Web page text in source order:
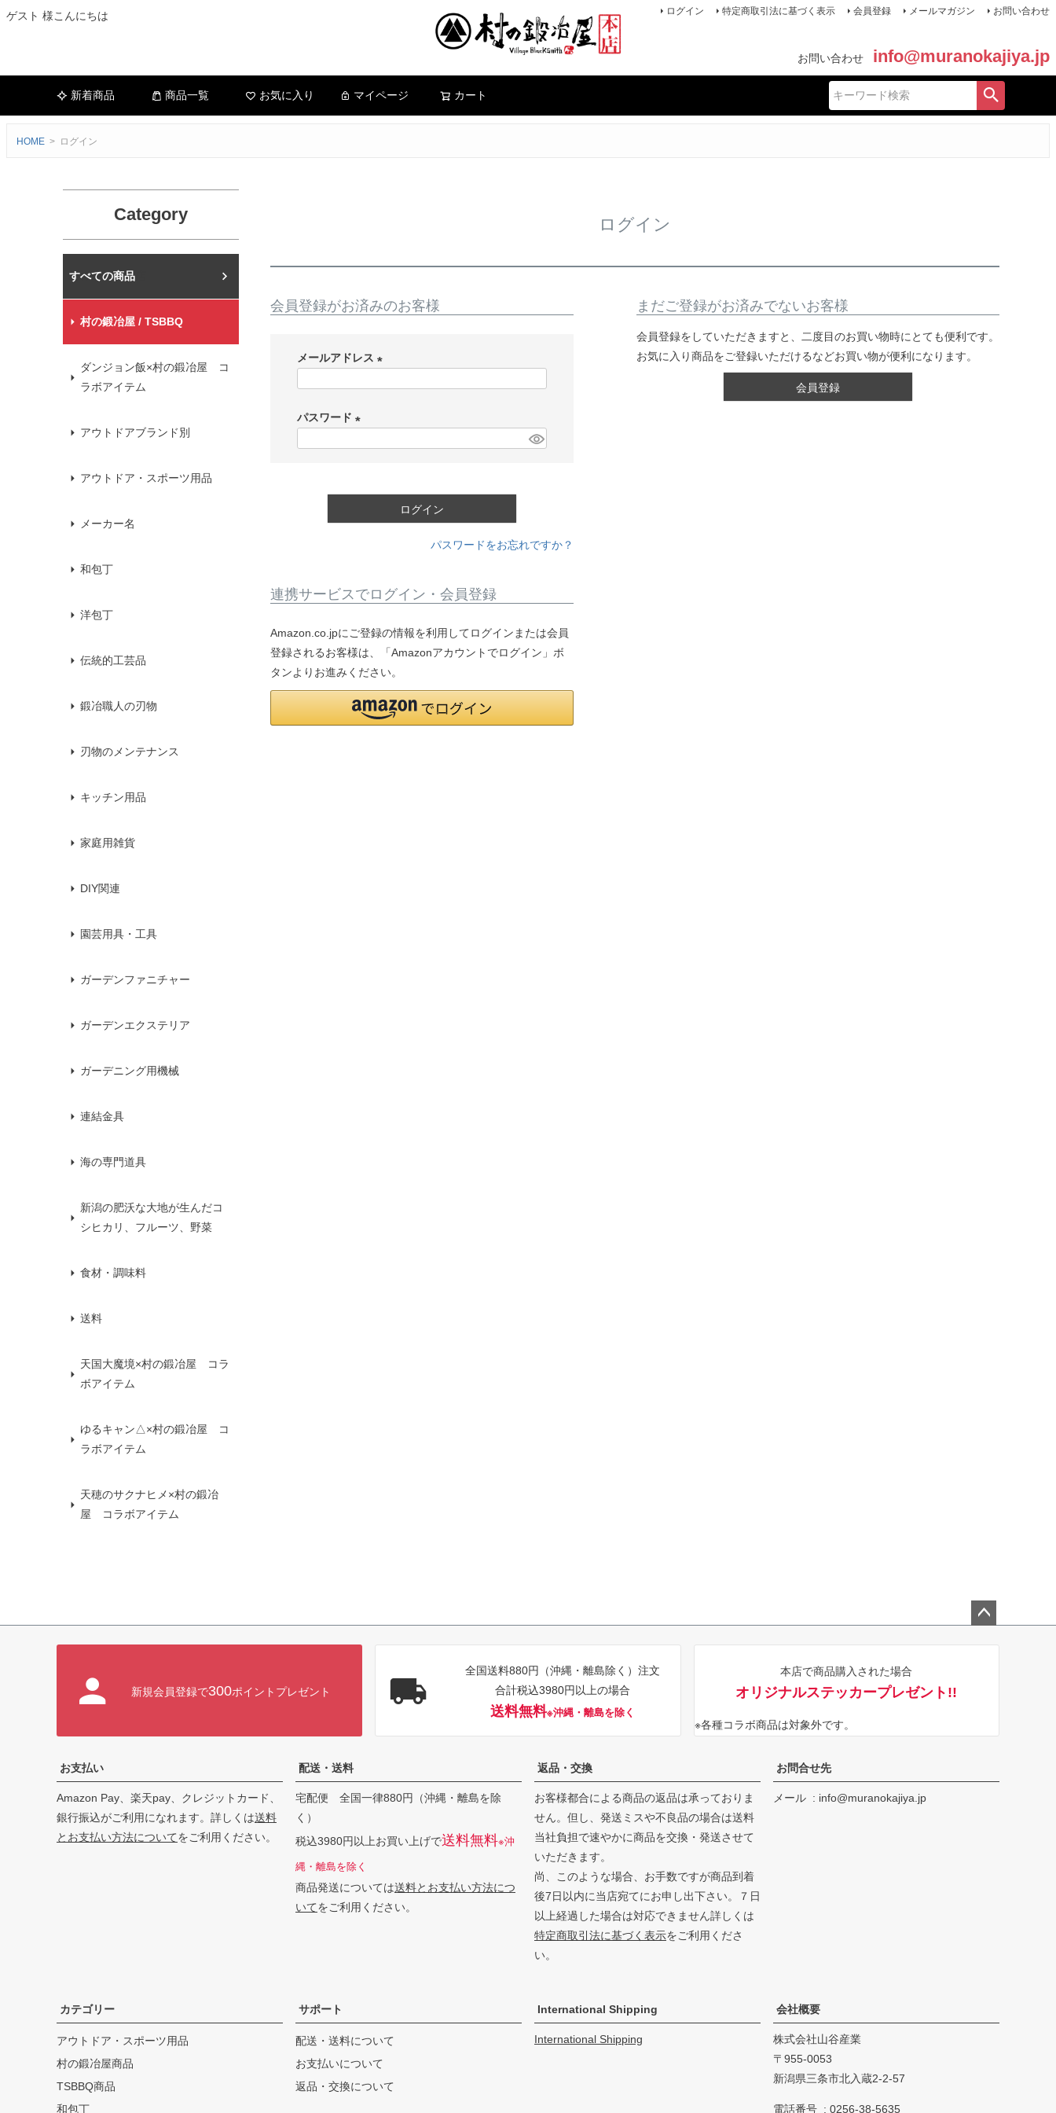
ゲスト 様こんにちは ログイン 特定商取引法に基づく表示 会員登録 メールマガジン お問い合わせ
お問い合わせ info@muranokajiya.jp
新着商品 商品一覧 お気に入り マイページ カート
HOME ログイン
Category
村の鍛冶屋本店
村の鍛冶屋 / TSBBQ
ダンジョン飯×村の鍛冶屋 コ
ラボアイテム
アウトドアブランド別
アウトドア・スポーツ用品
メーカー名
和包丁
洋包丁
伝統的工芸品
鍛冶職人の刃物
刃物のメンテナンス
キッチン用品
家庭用雑貨
DIY関連
園芸用具・工具
ガーデンファニチャー
ガーデンエクステリア
ガーデニング用機械
連結金具
海の専門道具
新潟の肥沃な大地が生んだコ
シヒカリ、フルーツ、野菜
食材・調味料
送料
天国大魔境×村の鍛冶屋 コラ
ボアイテム
ゆるキャン△×村の鍛冶屋 コ
ラボアイテム
天穂のサクナヒメ×村の鍛冶
屋 コラボアイテム
ログイン
会員登録がお済みのお客様
メールアドレス
パスワード
ログイン
パスワードをお忘れですか？
連携サービスでログイン・会員登録
Amazon.co.jpにご登録の情報を利用してログインまたは会員
登録されるお客様は、「Amazonアカウントでログイン」ボ
タンよりお進みください。
まだご登録がお済みでないお客様
会員登録をしていただきますと、二度目のお買い物時にとても便利です。
お気に入り商品をご登録いただけるなどお買い物が便利になります。
会員登録
新規会員登録で300ポイントプレゼント
全国送料880円（沖縄・離島除く）注文
合計税込3980円以上の場合
送料無料※沖縄・離島を除く
本店で商品購入された場合
オリジナルステッカープレゼント!!
※各種コラボ商品は対象外です。
お支払い
Amazon Pay、楽天pay、クレジットカード、
銀行振込がご利用になれます。詳しくは送料
とお支払い方法についてをご利用ください。
配送・送料
宅配便 全国一律880円（沖縄・離島を除
く）
税込3980円以上お買い上げで送料無料※沖
縄・離島を除く
商品発送については送料とお支払い方法につ
いてをご利用ください。
返品・交換
お客様都合による商品の返品は承っておりま
せん。但し、発送ミスや不良品の場合は送料
当社負担で速やかに商品を交換・発送させて
いただきます。
尚、このような場合、お手数ですが商品到着
後7日以内に当店宛てにお申し出下さい。７日
以上経過した場合は対応できません詳しくは
特定商取引法に基づく表示をご利用くださ
い。
お問合せ先
メール info@muranokajiya.jp
カテゴリー
アウトドア・スポーツ用品
村の鍛冶屋商品
TSBBQ商品
和包丁
サポート
配送・送料について
お支払いについて
返品・交換について
International Shipping
International Shipping
会社概要
株式会社山谷産業
955-0053
新潟県三条市北入蔵2-2-57
電話番号 0256-38-5635